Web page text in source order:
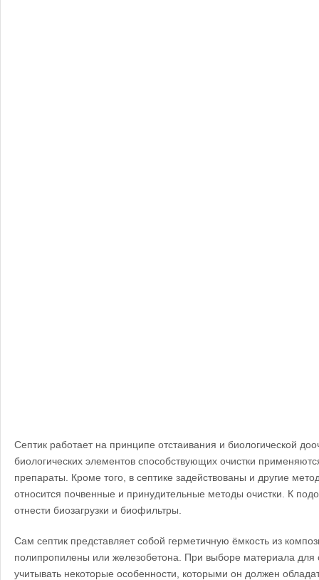
Септик работает на принципе отстаивания и биологической
биологических элементов способствующих очистки
препараты. Кроме того, в септике задействованы и другие
относится почвенные и принудительные методы очистки. К
отнести биозагрузки и биофильтры.
Сам септик представляет собой герметичную ёмкость из
полипропилены или железобетона. При выборе материала для
учитывать некоторые особенности, которыми он должен